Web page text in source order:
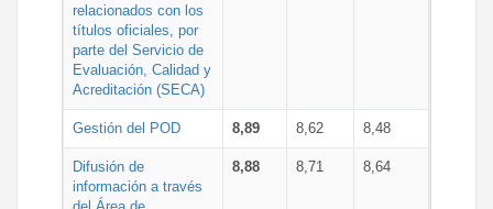
relacionados con los
títulos oficiales, por
parte del Servicio de
Evaluación, Calidad y
Acreditación (SECA)
Gestión del POD 8,89 8,62 8,48
Difusión de
información a través
del Área de
8,88 8,71 8,64